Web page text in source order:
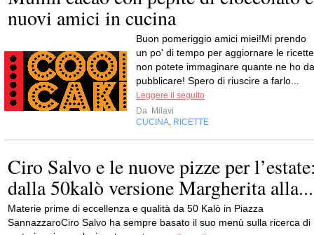
nuovi amici in cucina
Buon pomeriggio amici miei!Mi prendo
un po' di tempo per aggiornare le
non potete immaginare quante ne ho da
pubblicare! Spero di riuscire a farlo...
Leggere il seguito
Da Milavi
CUCINA RICETTE
Ciro Salvo e le nuove pizze per
dalla 50kalò versione Margherita alla...
Materie prime di eccellenza e qualità da 50 Kalò in Piazza
SannazzaroCiro Salvo ha sempre basato il suo menù sulla ricerca di